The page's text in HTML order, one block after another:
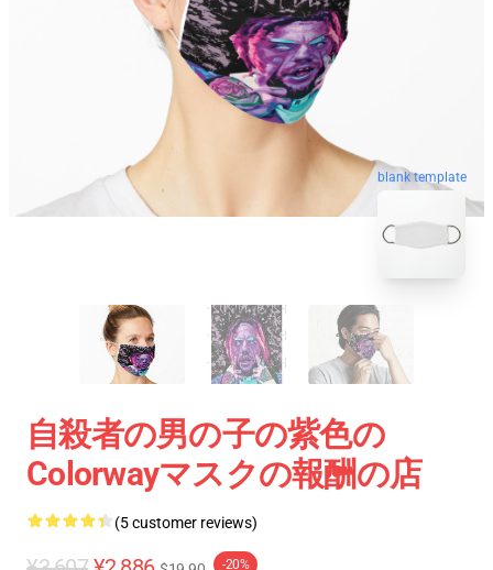
blank template
自殺者の男の子の紫色の
Colorwayマスクの報酬の店
(5 customer reviews)
-20%